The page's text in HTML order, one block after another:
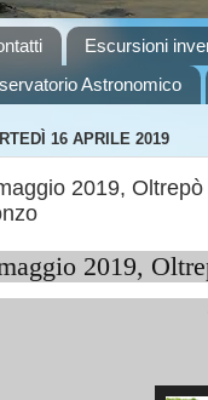
Escursioni
Astronomico
16 APRILE 2019
2019,
2019,